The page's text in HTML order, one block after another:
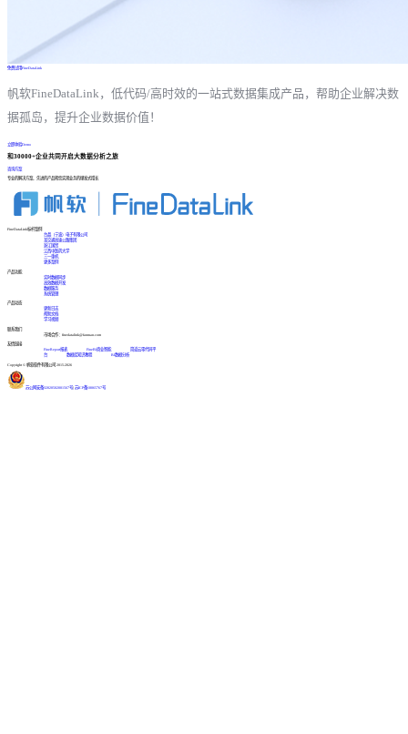
免费试用FineDataLink
帆软FineDataLink，低代码/高时效的一站式数据集成产品，帮助企业解决数
据孤岛，提升企业数据价值！
立即体验Demo
和30000+企业共同开启大数据分析之旅
咨询方案
专业的解决方案、先进的产品帮您实现业务的爆发式增长
FineDataLink标杆案例
台晶（宁波）电子有限公司
某交通高速公路集团
浙江国贸
江西中医药大学
三一重机
更多案例
产品功能
实时数据同步
高效数据开发
数据服务
系统管理
产品动态
更新日志
帮助文档
学习视频
联系我们
市场合作：finedatalink@fanruan.com
友情链接
FineReport报表
FineBI商业智能
简道云零代码平
台
数据库知识教程 BI数据分析
Copyright © 帆软软件有限公司 2015-2026
苏公网安备32020502001567号| 苏ICP备18065767号